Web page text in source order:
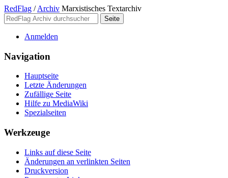
RedFlag / Archiv Marxistisches Textarchiv
Anmelden
Navigation
Hauptseite
Letzte Änderungen
Zufällige Seite
Hilfe zu MediaWiki
Spezialseiten
Werkzeuge
Links auf diese Seite
Änderungen an verlinkten Seiten
Druckversion